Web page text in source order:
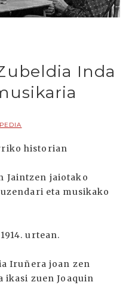
Inda
historian
Jaintzen jaiotako
eta musikako
urtean.
Iruñera joan zen
ikasi zuen Joaquin